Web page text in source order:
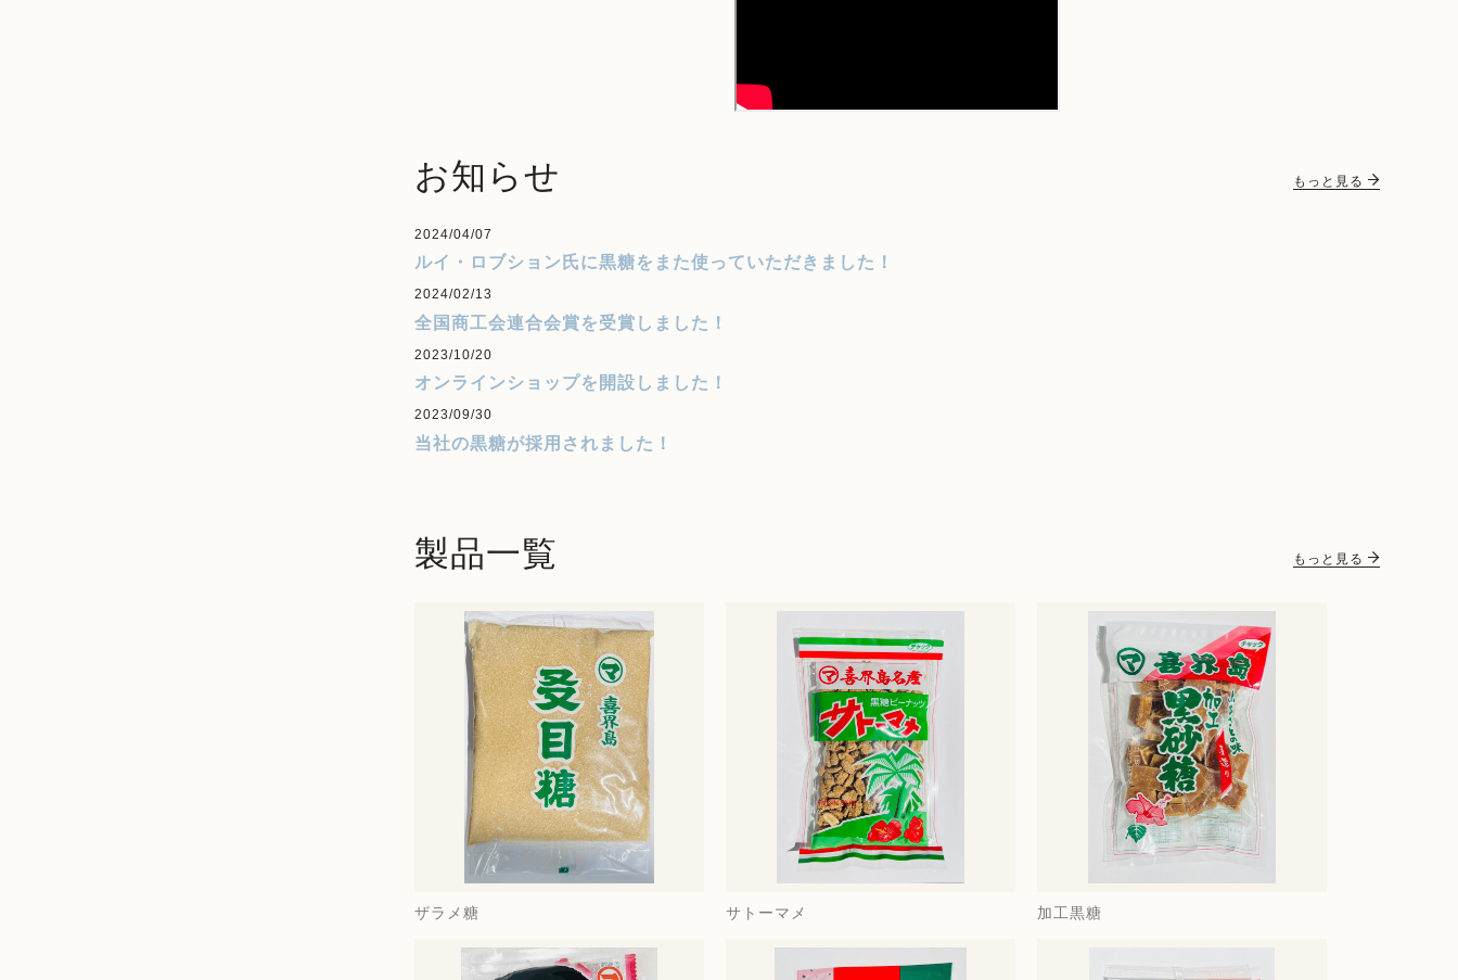
お知らせ
2024/04/07
ルイ・ロブション氏に黒糖をまた使っていただきました！
2024/02/13
全国商工会連合会賞を受賞しました！
2023/10/20
オンラインショップを開設しました！
2023/09/30
当社の黒糖が採用されました！
もっと見る
製品一覧
ザラメ糖 サトーマメ 加工黒糖
もっと見る